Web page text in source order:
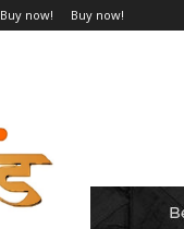
Buy now! Buy now!